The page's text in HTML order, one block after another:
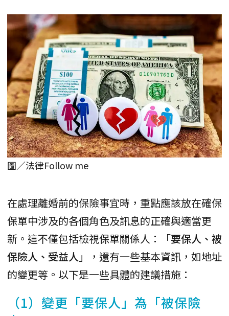
圖／法律Follow me
在處理離婚前的保險事宜時，重點應該放在確保
保單中涉及的各個角色及訊息的正確與適當更
新。這不僅包括檢視保單關係人：「要保人、被
保險人、受益人 」，還有一些基本資訊，如地址
的變更等。以下是一些具體的建議措施：
（1）變更「要保人」為「被保險